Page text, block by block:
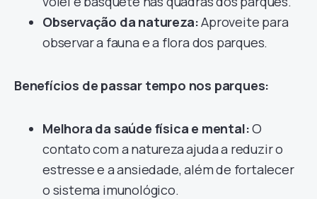
Observação da natureza:Aproveite para
observar a fauna e a flora dos parques.
Benefícios de passar tempo nos parques:
Melhora da saúde física e mental:O
contato com a natureza ajuda a reduzir o
estresse e a ansiedade, além de fortalecer
o sistema imunológico.